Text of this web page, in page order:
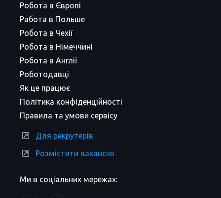
Ми в соціальних мережах:
Робота в Європі
Работа в Польше
Робота в Чехії
Робота в Німеччині
Робота в Англії
Роботодавці
Як це працює
Політика конфіденційності
Правила та умови сервісу
Для рекрутерів
Розмістити вакансію